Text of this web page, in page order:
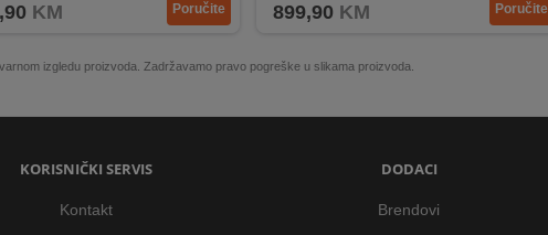
KM Poručite 899,90 KM Poručite
izgledu proizvoda. Zadržavamo pravo pogreške u slikama proizvoda.
KORISNIČKI SERVIS
Kontakt
DODACI
Brendovi